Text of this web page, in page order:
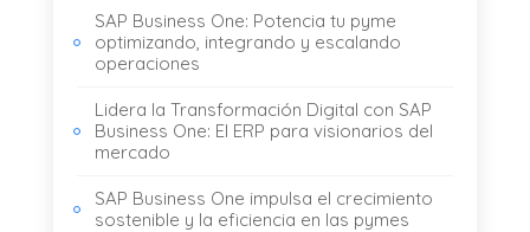
SAP Business One: Potencia tu pyme
optimizando, integrando y escalando
operaciones
Lidera la Transformación Digital con SAP
Business One: El ERP para visionarios del
mercado
SAP Business One impulsa el crecimiento
sostenible y la eficiencia en las pymes